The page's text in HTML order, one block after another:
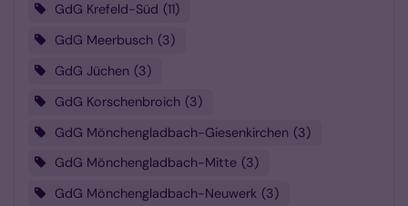
GdG Krefeld-Süd
11
GdG Meerbusch 3
GdG Jüchen 3
GdG Korschenbroich 3
GdG Mönchengladbach-Giesenkirchen 3
GdG Mönchengladbach-Mitte
3
GdG Mönchengladbach-Neuwerk 3